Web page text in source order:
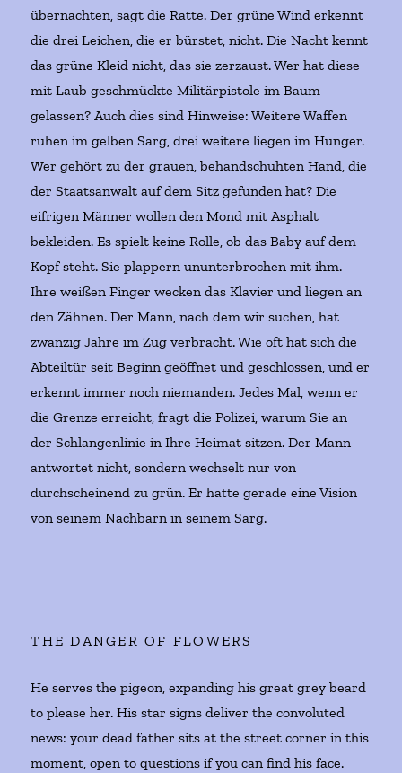
übernachten, sagt die Ratte. Der grüne Wind erkennt
die drei Leichen, die er bürstet, nicht. Die Nacht kennt
das grüne Kleid nicht, das sie zerzaust. Wer hat diese
mit Laub geschmückte Militärpistole im Baum
gelassen? Auch dies sind Hinweise: Weitere Waffen
ruhen im gelben Sarg, drei weitere liegen im Hunger.
Wer gehört zu der grauen, behandschuhten Hand, die
der Staatsanwalt auf dem Sitz gefunden hat? Die
eifrigen Männer wollen den Mond mit Asphalt
bekleiden. Es spielt keine Rolle, ob das Baby auf dem
Kopf steht. Sie plappern ununterbrochen mit ihm.
Ihre weißen Finger wecken das Klavier und liegen an
den Zähnen. Der Mann, nach dem wir suchen, hat
zwanzig Jahre im Zug verbracht. Wie oft hat sich die
Abteiltür seit Beginn geöffnet und geschlossen, und er
erkennt immer noch niemanden. Jedes Mal, wenn er
die Grenze erreicht, fragt die Polizei, warum Sie an
der Schlangenlinie in Ihre Heimat sitzen. Der Mann
antwortet nicht, sondern wechselt nur von
durchscheinend zu grün. Er hatte gerade eine Vision
von seinem Nachbarn in seinem Sarg.
THE DANGER OF FLOWERS
He serves the pigeon, expanding his great grey beard
to please her. His star signs deliver the convoluted
news: your dead father sits at the street corner in this
moment, open to questions if you can find his face.